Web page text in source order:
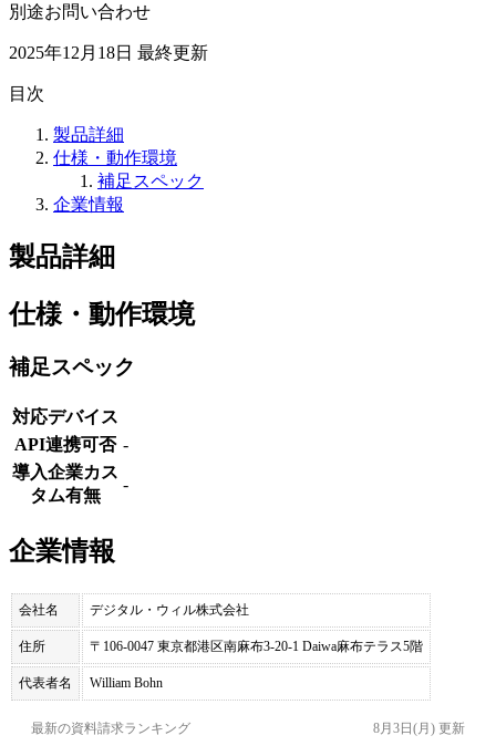
別途お問い合わせ
2025年12月18日 最終更新
目次
製品詳細
仕様・動作環境
補足スペック
企業情報
製品詳細
仕様・動作環境
補足スペック
対応デバイス
API連携可否 -
導入企業カス
タム有無
-
企業情報
会社名 デジタル・ウィル株式会社
住所 〒106‑0047 東京都港区南麻布3‑20‑1 Daiwa麻布テラス5階
代表者名 William Bohn
最新の資料請求ランキング 8月3日(月) 更新